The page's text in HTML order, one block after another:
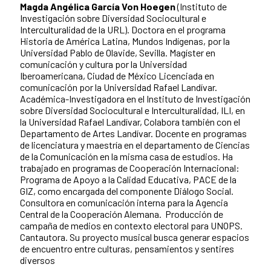
Magda Angélica García Von Hoegen(Instituto de
Investigación sobre Diversidad Sociocultural e
Interculturalidad de la URL). Doctora en el programa
Historia de América Latina, Mundos Indígenas, por la
Universidad Pablo de Olavide, Sevilla. Magíster en
comunicación y cultura por la Universidad
Iberoamericana, Ciudad de México Licenciada en
comunicación por la Universidad Rafael Landívar.
Académica-Investigadora en el Instituto de Investigación
sobre Diversidad Sociocultural e Interculturalidad, ILI, en
la Universidad Rafael Landívar, Colabora también con el
Departamento de Artes Landívar. Docente en programas
de licenciatura y maestría en el departamento de Ciencias
de la Comunicación en la misma casa de estudios. Ha
trabajado en programas de Cooperación Internacional:
Programa de Apoyo a la Calidad Educativa, PACE de la
GIZ, como encargada del componente Diálogo Social.
Consultora en comunicación interna para la Agencia
Central de la Cooperación Alemana. Producción de
campaña de medios en contexto electoral para UNOPS.
Cantautora. Su proyecto musical busca generar espacios
de encuentro entre culturas, pensamientos y sentires
diversos